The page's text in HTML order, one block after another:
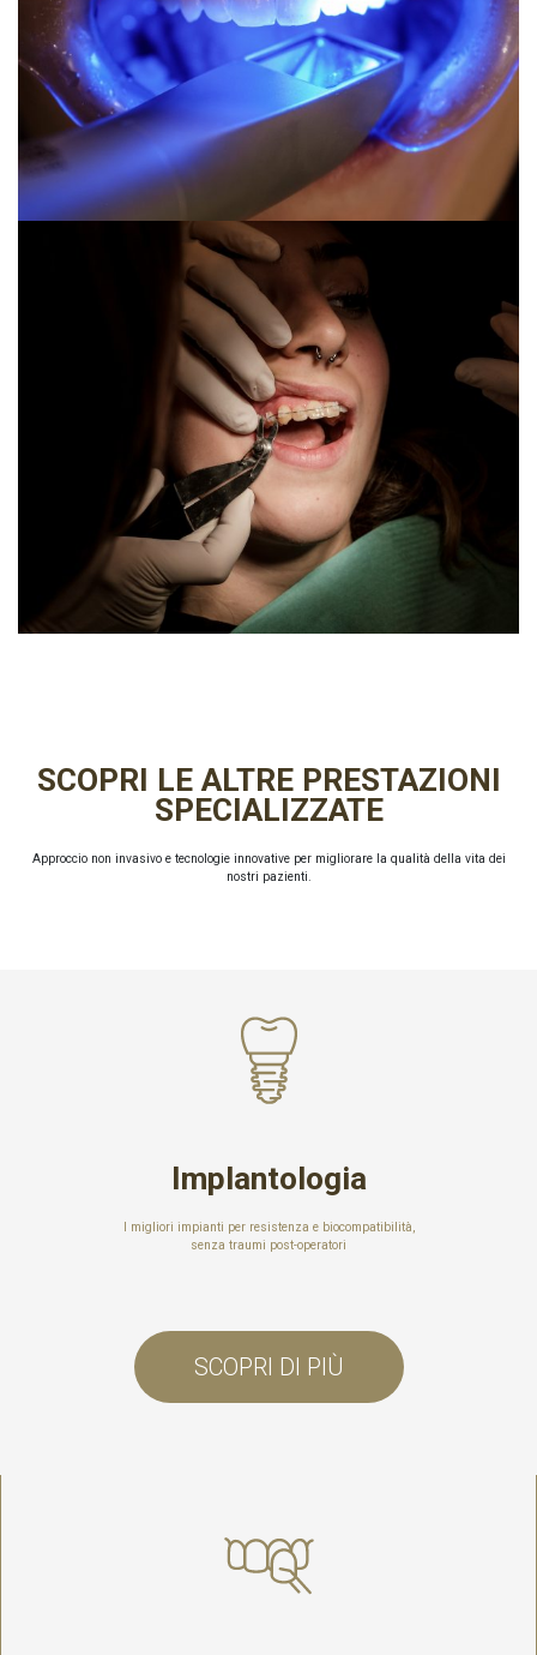
SCOPRI LE ALTRE PRESTAZIONI
SPECIALIZZATE
Approccio non invasivo e tecnologie innovative per migliorare la qualità della vita dei
nostri pazienti.
Implantologia
I migliori impianti per resistenza e biocompatibilità,
senza traumi post-operatori
SCOPRI DI PIÙ